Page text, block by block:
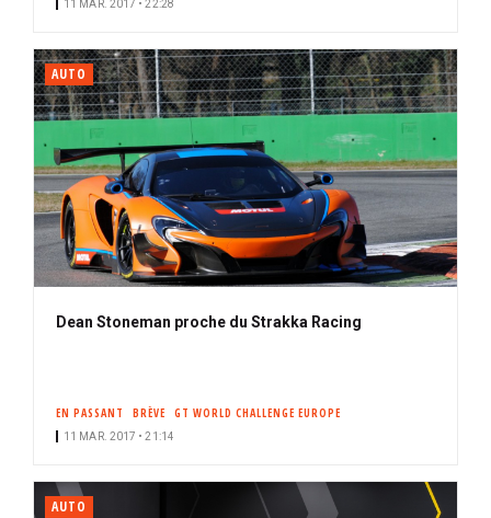
11 MAR. 2017 • 22:28
AUTO
Dean Stoneman proche du Strakka Racing
EN PASSANT BRÈVE GT WORLD CHALLENGE EUROPE
11 MAR. 2017 • 21:14
AUTO